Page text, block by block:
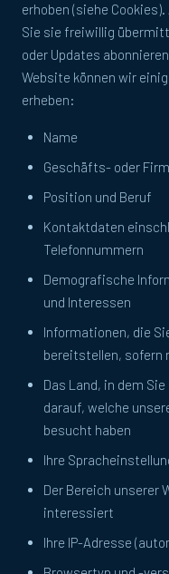
erhoben (siehe
Sie sie freiwillig
oder Updates
Website können wir
erheben:
Name
Geschäfts- oder
Position und Beruf
Kontaktdaten
Telefonnummern
Demografische
und Interessen
Informationen, die
bereitstellen, sofern
Das Land, in dem
darauf, welche
besucht haben
Ihre
Der Bereich unserer
interessiert
Ihre IP-Adresse